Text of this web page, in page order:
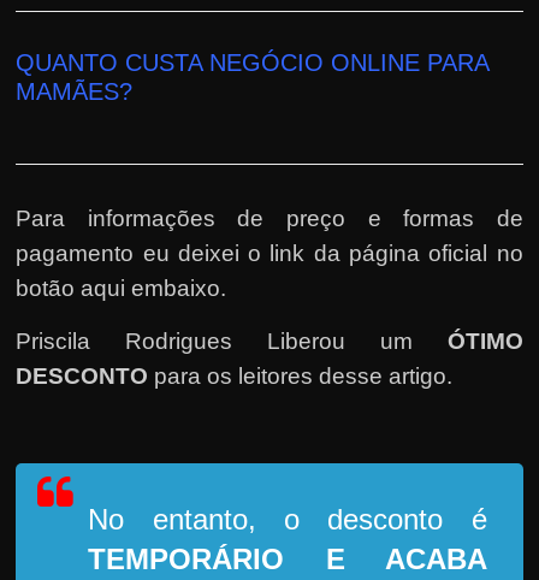
QUANTO CUSTA NEGÓCIO ONLINE PARA
MAMÃES?
Para informações de preço e formas de
pagamento eu deixei o link da página oficial no
botão aqui embaixo.
Priscila Rodrigues Liberou um ÓTIMO
DESCONTO para os leitores desse artigo.
No entanto, o desconto é
TEMPORÁRIO
E ACABA